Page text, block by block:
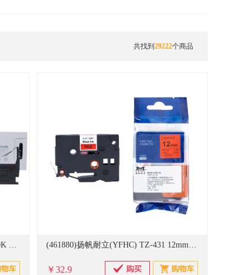
共找到 29222个商品
(438715)天威(PRINT－RITE) LQ-520K 色带 黑色(单位：盒) (461880)扬帆耐立(YFHC) TZ-431 12mm*8m红底黑字 标签色带(单位：盒)
￥32.9